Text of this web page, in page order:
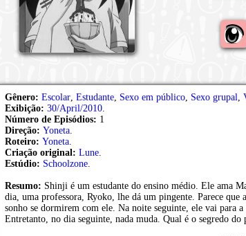
Gênero: Escolar, Estudante, Sexo em público, Sexo grupal,
Exibição: 30/April/2010.
Número de Episódios: 1
Direção: Yoneta.
Roteiro: Yoneta.
Criação original: Lune.
Estúdio: Schoolzone.
Resumo: Shinji é um estudante do ensino médio. Ele ama
dia, uma professora, Ryoko, lhe dá um pingente. Parece que
sonho se dormirem com ele. Na noite seguinte, ele vai para a
Entretanto, no dia seguinte, nada muda. Qual é o segredo do